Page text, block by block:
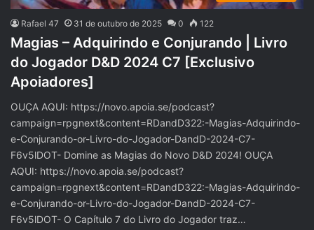
Rafael 47 31 de outubro de 2025 0 122
Magias – Adquirindo e Conjurando | Livro
do Jogador D&D 2024 C7 [Exclusivo
Apoiadores]
OUÇA AQUI: https://novo.apoia.se/podcast?
campaign=rpgnext&content=RDandD322:-Magias-Adquirindo-
e-Conjurando-or-Livro-do-Jogador-DandD-2024-C7-
F6v5lDOT- Domine as Magias do Novo D&D 2024! OUÇA
AQUI: https://novo.apoia.se/podcast?
campaign=rpgnext&content=RDandD322:-Magias-Adquirindo-
e-Conjurando-or-Livro-do-Jogador-DandD-2024-C7-
F6v5lDOT- O Capítulo 7 do Livro do Jogador traz…